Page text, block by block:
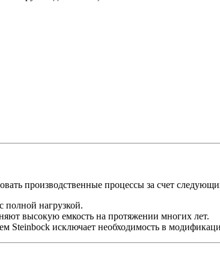
производственные процессы за счет
полной нагрузкой.
высокую емкость на протяжении многих лет.
Steinbock исключает необходимость в